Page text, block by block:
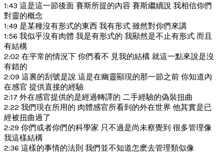
1:43 這是這一節後面 賽斯所提的內容 賽斯繼續說 我相信你們
對靈的概念
1:49 是某種沒有形式的東西 我有形式 雖然對你們來講
1:56 我似乎沒有肉體 我是有形式的 我顯然是不止有形式 而且
有結構
2:02 在平常的情況下 你們看不 見我的結構 就這一點來說是沒
有錯的
2:09 這裏的刮號是說 這是在幽靈顯現的那一節之前 你知道內
在感官 提供直接的經驗
2:17 外在感官提供的是經過轉譯的 二手經驗的偽裝扭曲
2:22 我們現在所用的 肉體感官所看到的外在世界 他其實是已
經被扭曲過了
2:29 你們或者你們的科學家 只不過是尚未察覺到 很多管理像
我這樣結構
2:36 這樣的事情的法則 我們並不知道怎麽去管理類似像